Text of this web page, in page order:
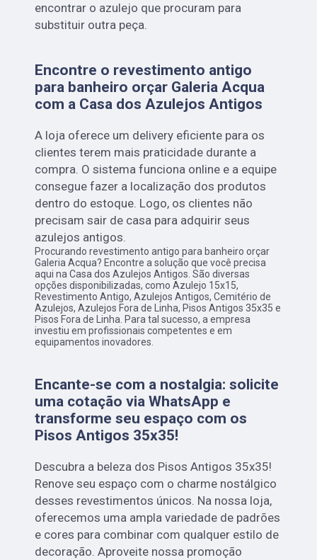
encontrar o azulejo que procuram para
substituir outra peça.
Encontre o revestimento antigo
para banheiro orçar Galeria Acqua
com a Casa dos Azulejos Antigos
A loja oferece um delivery eficiente para os
clientes terem mais praticidade durante a
compra. O sistema funciona online e a equipe
consegue fazer a localização dos produtos
dentro do estoque. Logo, os clientes não
precisam sair de casa para adquirir seus
azulejos antigos.
Procurando revestimento antigo para banheiro orçar
Galeria Acqua? Encontre a solução que você precisa
aqui na Casa dos Azulejos Antigos. São diversas
opções disponibilizadas, como Azulejo 15x15,
Revestimento Antigo, Azulejos Antigos, Cemitério de
Azulejos, Azulejos Fora de Linha, Pisos Antigos 35x35 e
Pisos Fora de Linha. Para tal sucesso, a empresa
investiu em profissionais competentes e em
equipamentos inovadores.
Encante-se com a nostalgia: solicite
uma cotação via WhatsApp e
transforme seu espaço com os
Pisos Antigos 35x35!
Descubra a beleza dos Pisos Antigos 35x35!
Renove seu espaço com o charme nostálgico
desses revestimentos únicos. Na nossa loja,
oferecemos uma ampla variedade de padrões
e cores para combinar com qualquer estilo de
decoração. Aproveite nossa promoção